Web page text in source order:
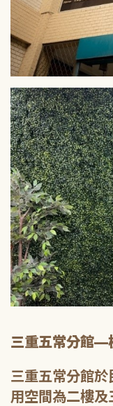
三重五常分館—
三重五常分館
用空間為二樓